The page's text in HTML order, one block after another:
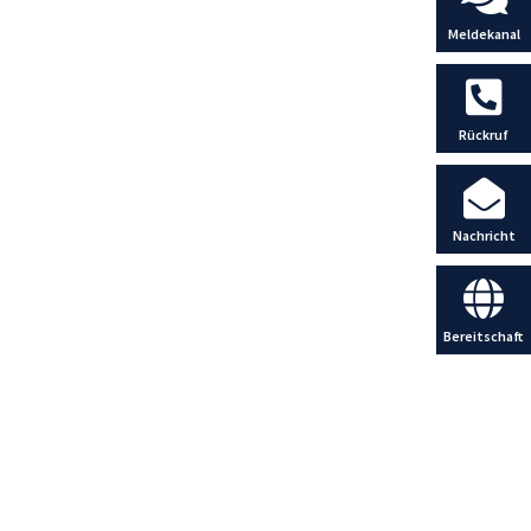
Meldekanal
Rückruf
Nachricht
Bereitschaft